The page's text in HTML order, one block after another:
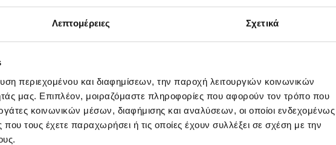
Λεπτομέρειες Σχετικά
περιεχομένου και διαφημίσεων, την παροχή λειτουργιών κοινωνικών
μας. Επιπλέον, μοιραζόμαστε πληροφορίες που αφορούν τον τρόπο που
κοινωνικών μέσων, διαφήμισης και αναλύσεων, οι οποίοι ενδεχομένως
τους έχετε παραχωρήσει ή τις οποίες έχουν συλλέξει σε σχέση με την